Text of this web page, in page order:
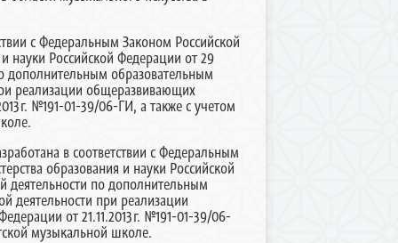
с Федеральным Законом Российской
науки Российской Федерации от 29
дополнительным образовательным
реализации общеразвивающих
№191-01-39/06-ГИ, а также с учетом
в соответствии с Федеральным
образования и науки Российской
деятельности по дополнительным
деятельности при реализации
от 21.11.2013г. №191-01-39/06-
музыкальной школе.